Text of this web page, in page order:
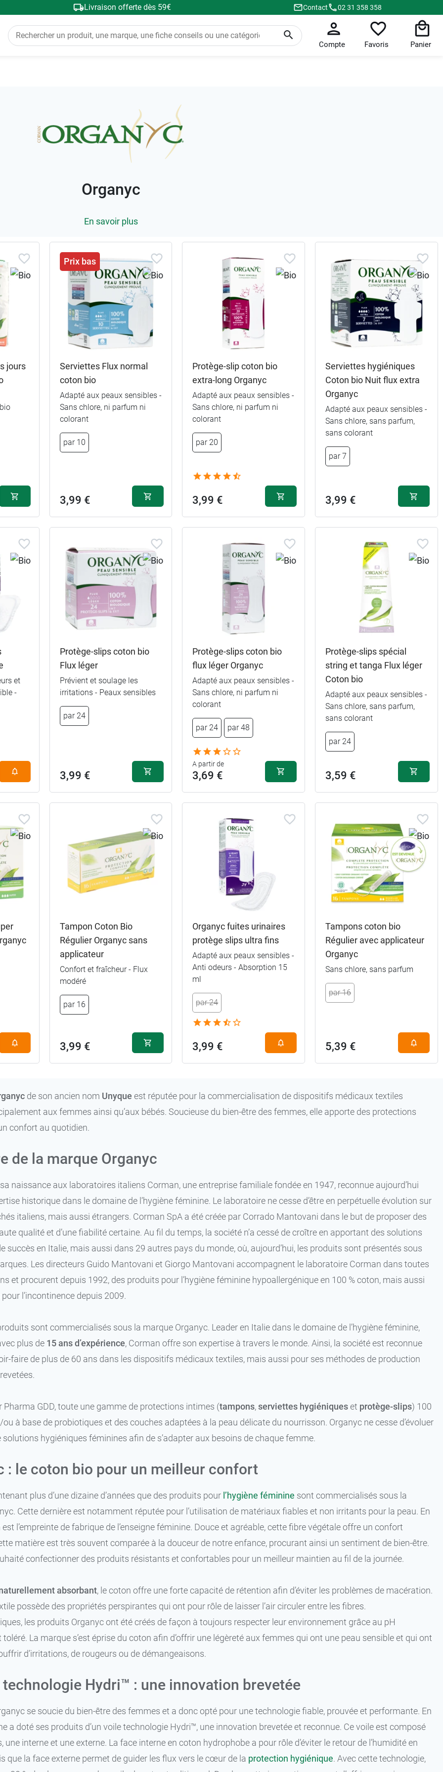
Livraison offerte dès 59€ Contact 02 31 358 358
Compte Favoris Panier
Organyc
En savoir plus
jours
Prix bas
Serviettes Flux normal
coton bio
Adapté aux peaux sensibles -
Sans chlore, ni parfum ni
colorant
par 10
3,99 €
Protège-slip coton bio
extra-long Organyc
Adapté aux peaux sensibles -
Sans chlore, ni parfum ni
colorant
par 20
3,99 €
Serviettes hygiéniques
Coton bio Nuit flux extra
Organyc
Adapté aux peaux sensibles -
Sans chlore, sans parfum,
sans colorant
par 7
3,99 €
et
-
Protège-slips coton bio
Flux léger
Prévient et soulage les
irritations - Peaux sensibles
par 24
3,99 €
Protège-slips coton bio
flux léger Organyc
Adapté aux peaux sensibles -
Sans chlore, ni parfum ni
colorant
par 24 par 48
A partir de
3,69 €
Protège-slips spécial
string et tanga Flux léger
Coton bio
Adapté aux peaux sensibles -
Sans chlore, sans parfum,
sans colorant
par 24
3,59 €
Tampon Coton Bio
Régulier Organyc sans
applicateur
Confort et fraîcheur - Flux
modéré
par 16
3,99 €
Organyc fuites urinaires
protège slips ultra fins
Adapté aux peaux sensibles -
Anti odeurs - Absorption 15
ml
par 24
3,99 €
Tampons coton bio
Régulier avec applicateur
Organyc
Sans chlore, sans parfum
par 16
5,39 €
de son ancien nom Unyque est réputée pour la commercialisation de dispositifs médicaux textiles
aux femmes ainsi qu’aux bébés. Soucieuse du bien-être des femmes, elle apporte des protections
confort au quotidien.
de la marque Organyc
naissance aux laboratoires italiens Corman, une entreprise familiale fondée en 1947, reconnue aujourd’hui
historique dans le domaine de l’hygiène féminine. Le laboratoire ne cesse d’être en perpétuelle évolution sur
italiens, mais aussi étrangers. Corman SpA a été créée par Corrado Mantovani dans le but de proposer des
qualité et d’une fiabilité certaine. Au fil du temps, la société n’a cessé de croître en apportant des solutions
succès en Italie, mais aussi dans 29 autres pays du monde, où, aujourd’hui, les produits sont présentés sous
Les directeurs Guido Mantovani et Giorgo Mantovani accompagnent le laboratoire Corman dans toutes
et procurent depuis 1992, des produits pour l’hygiène féminine hypoallergénique en 100 % coton, mais aussi
l’incontinence depuis 2009.
sont commercialisés sous la marque Organyc. Leader en Italie dans le domaine de l’hygiène féminine,
plus de 15 ans d’expérience, Corman offre son expertise à travers le monde. Ainsi, la société est reconnue
faire de plus de 60 ans dans les dispositifs médicaux textiles, mais aussi pour ses méthodes de production
Pharma GDD, toute une gamme de protections intimes (tampons,serviettes hygiéniqueset protège-slips) 100
ou à base de probiotiques et des couches adaptées à la peau délicate du nourrisson. Organyc ne cesse d’évoluer
solutions hygiéniques féminines afin de s’adapter aux besoins de chaque femme.
: le coton bio pour un meilleur confort
plus d’une dizaine d’années que des produits pour l’hygiène féminine sont commercialisés sous la
Cette dernière est notamment réputée pour l’utilisation de matériaux fiables et non irritants pour la peau. En
l’empreinte de fabrique de l’enseigne féminine. Douce et agréable, cette fibre végétale offre un confort
matière est très souvent comparée à la douceur de notre enfance, procurant ainsi un sentiment de bien-être.
confectionner des produits résistants et confortables pour un meilleur maintien au fil de la journée.
absorbant, le coton offre une forte capacité de rétention afin d’éviter les problèmes de macération.
possède des propriétés perspirantes qui ont pour rôle de laisser l’air circuler entre les fibres.
les produits Organyc ont été créés de façon à toujours respecter leur environnement grâce au pH
La marque s’est éprise du coton afin d’offrir une légèreté aux femmes qui ont une peau sensible et qui ont
d’irritations, de rougeurs ou de démangeaisons.
technologie Hydri™ : une innovation brevetée
se soucie du bien-être des femmes et a donc opté pour une technologie fiable, prouvée et performante. En
a doté ses produits d’un voile technologie Hydri™, une innovation brevetée et reconnue. Ce voile est composé
une interne et une externe. La face interne en coton hydrophobe a pour rôle d’éviter le retour de l’humidité en
que la face externe permet de guider les flux vers le cœur de la protection hygiénique. Avec cette technologie,